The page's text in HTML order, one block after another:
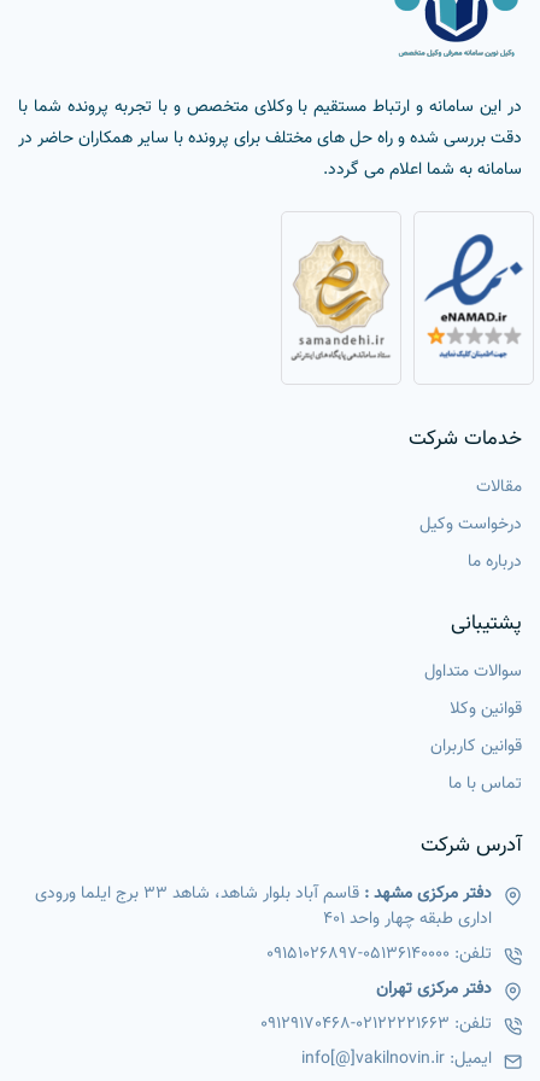
در این سامانه و ارتباط مستقیم با وکلای متخصص و با تجربه پرونده شما با
دقت بررسی شده و راه حل های مختلف برای پرونده با سایر همکاران حاضر در
سامانه به شما اعلام می گردد.
خدمات شرکت
مقالات
درخواست وکیل
درباره ما
پشتیبانی
سوالات متداول
قوانین وکلا
قوانین کاربران
تماس با ما
آدرس شرکت
دفتر مرکزی مشهد :
قاسم آباد بلوار شاهد، شاهد 33 برج ایلما ورودی
اداری طبقه چهار واحد 401
تلفن: 05136140000
-
09151026897
دفتر مرکزی تهران
تلفن: 02122221663
-
09129170468
ایمیل: info[@]vakilnovin.ir